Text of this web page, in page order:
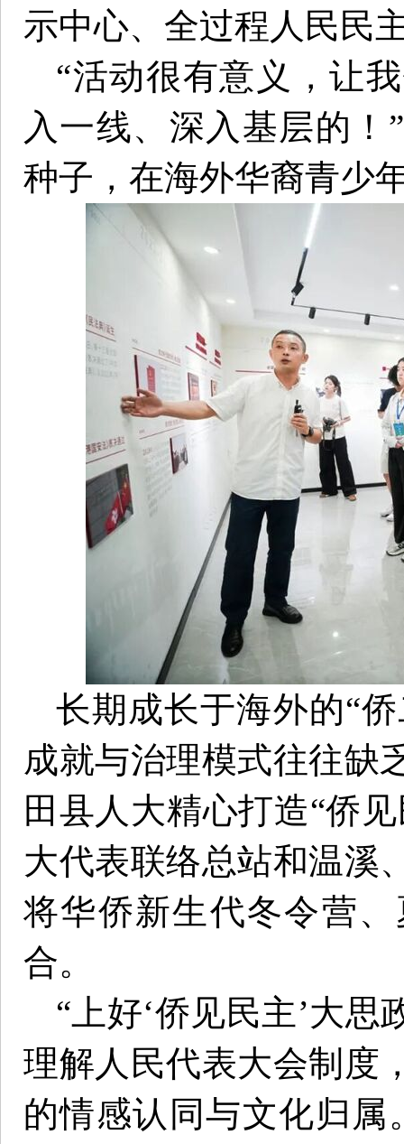
示中心、全过程人民民
“活动很有意义，让
入一线、深入基层的
种子，在海外华裔青少
长期成长于海外的“
成就与治理模式往往缺
田县人大精心打造“侨
大代表联络总站和温溪
将华侨新生代冬令营
合。
“上好‘侨见民主’大
理解人民代表大会制度
的情感认同与文化归属